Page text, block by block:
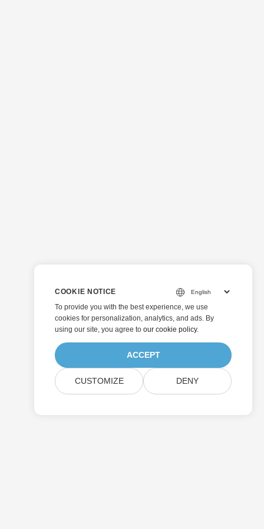
COOKIE NOTICE
To provide you with the best experience, we use
cookies for personalization, analytics, and ads. By
using our site, you agree to our cookie policy.
ACCEPT
CUSTOMIZE DENY